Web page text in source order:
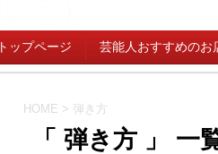
トップページ 芸能人おすすめのお
HOME > 弾き方
「 弾き方 」 一